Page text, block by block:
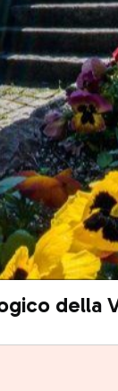
della